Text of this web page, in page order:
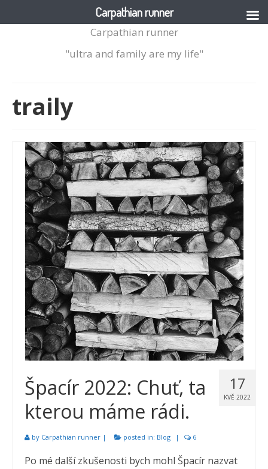
Carpathian runner
"ultra and family are my life"
traily
17
KVĚ 2022
Špacír 2022: Chuť, ta
kterou máme rádi.
by Carpathian runner | posted in: Blog | 6
Po mé další zkušenosti bych mohl Špacír nazvat
Carpathian runner